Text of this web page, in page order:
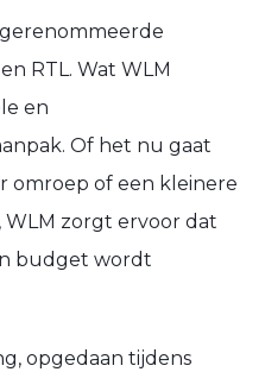
RTL. Wat WLM
en
Of het nu gaat
omroep of een kleinere
zorgt ervoor dat
budget wordt
opgedaan tijdens